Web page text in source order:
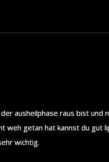
ausheilphase raus bist und
weh getan hat kannst du gut
wichtig.